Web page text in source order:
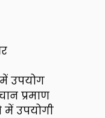
उपयोग
प्रमाण
में उपयोगी